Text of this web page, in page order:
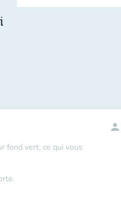
fond vert, ce qui vous
person